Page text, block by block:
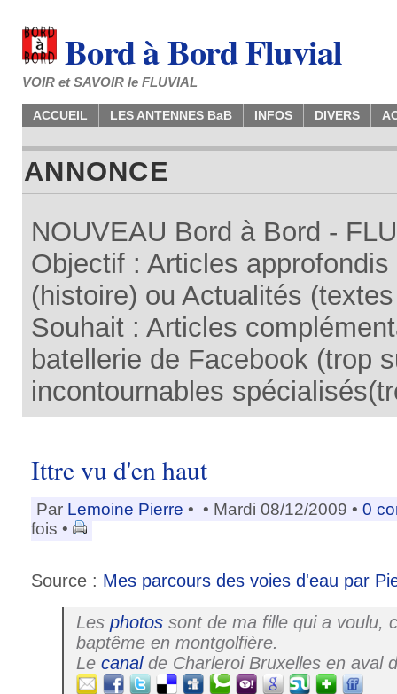
Bord à Bord Fluvial
VOIR et SAVOIR le FLUVIAL
ACCUEIL LES ANTENNES BaB INFOS DIVERS
ANNONCE
NOUVEAU Bord à Bord -
Objectif : Articles
(histoire) ou Actualités
Souhait : Articles
batellerie de Facebook (trop
incontournables
Ittre vu d'en haut
Par Lemoine Pierre • • Mardi 08/12/2009 • 0
fois •
Source : Mes parcours des voies d'eau par
Les photos sont de ma fille qui a voulu,
baptême en montgolfière.
Le canalde Charleroi Bruxelles en aval